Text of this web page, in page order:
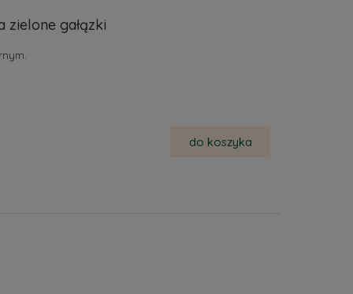
zielone gałązki
do koszyka